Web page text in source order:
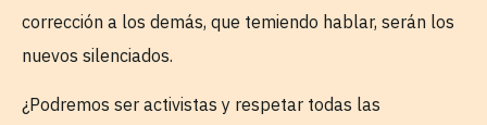
corrección a los demás, que temiendo hablar, serán los
nuevos silenciados.
¿Podremos ser activistas y respetar todas las